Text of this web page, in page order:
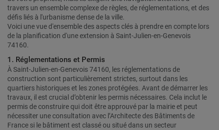
travers un ensemble complexe de règles, de réglementations, et des
défis liés à l'urbanisme dense de la ville.
Voici une vue d'ensemble des aspects clés à prendre en compte lors
de la planification d'une extension à Saint-Julien-en-Genevois
74160.
1. Réglementations et Permis
À Saint-Julien-en-Genevois 74160, les réglementations de
construction sont particulièrement strictes, surtout dans les
quartiers historiques et les zones protégées. Avant de démarrer les
travaux, il est crucial d’obtenir les permis nécessaires. Cela inclut le
permis de construire qui doit être approuvé par la mairie et peut
nécessiter une consultation avec l’Architecte des Bâtiments de
France si le bâtiment est classé ou situé dans un secteur